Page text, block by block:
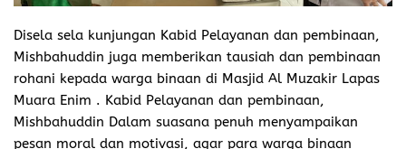
Disela sela kunjungan Kabid Pelayanan dan pembinaan,
Mishbahuddin juga memberikan tausiah dan pembinaan
rohani kepada warga binaan di Masjid Al Muzakir Lapas
Muara Enim . Kabid Pelayanan dan pembinaan,
Mishbahuddin Dalam suasana penuh menyampaikan
pesan moral dan motivasi, agar para warga binaan